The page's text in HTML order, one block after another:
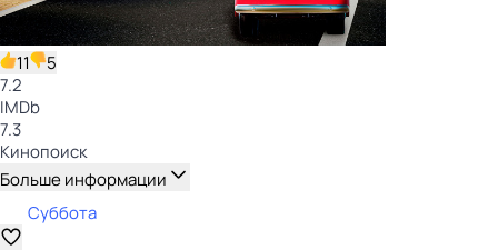
11
5
7.2
IMDb
7.3
Кинопоиск
Больше информации
Суббота